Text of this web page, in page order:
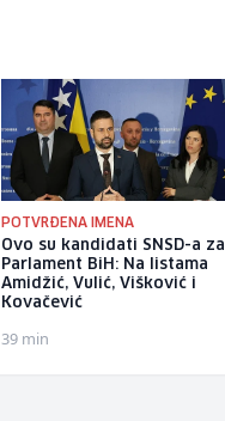
POTVRĐENA IMENA
Ovo su kandidati SNSD-a za
Parlament BiH: Na listama
Amidžić, Vulić, Višković i
Kovačević
39 min